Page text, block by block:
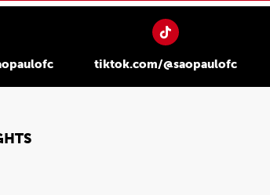
tiktok.com/@saopaulofc